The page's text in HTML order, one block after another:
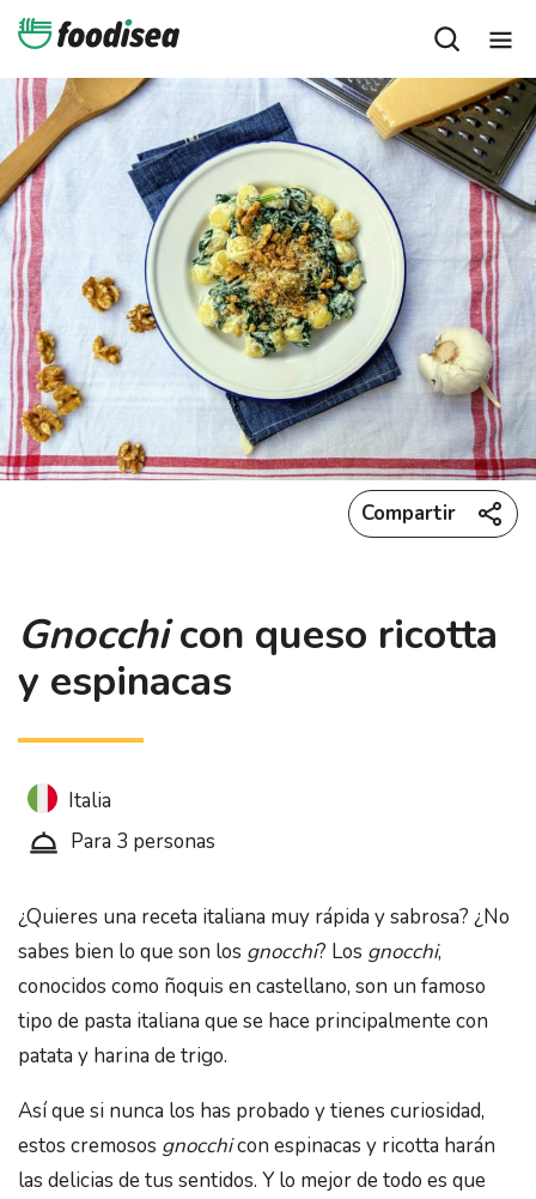
Compartir
Gnocchicon queso ricotta
y espinacas
Italia
Para 3 personas
¿Quieres una receta italiana muy rápida y sabrosa? ¿No
sabes bien lo que son los gnocchi? Los gnocchi,
conocidos como ñoquis en castellano, son un famoso
tipo de pasta italiana que se hace principalmente con
patata y harina de trigo.
Así que si nunca los has probado y tienes curiosidad,
estos cremosos gnocchicon espinacas y ricotta harán
las delicias de tus sentidos. Y lo mejor de todo es que